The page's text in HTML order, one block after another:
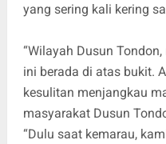
yang sering kali kering
“Wilayah Dusun
ini berada di atas bukit.
kesulitan menjangkau
masyarakat Dusun
“Dulu saat kemarau,